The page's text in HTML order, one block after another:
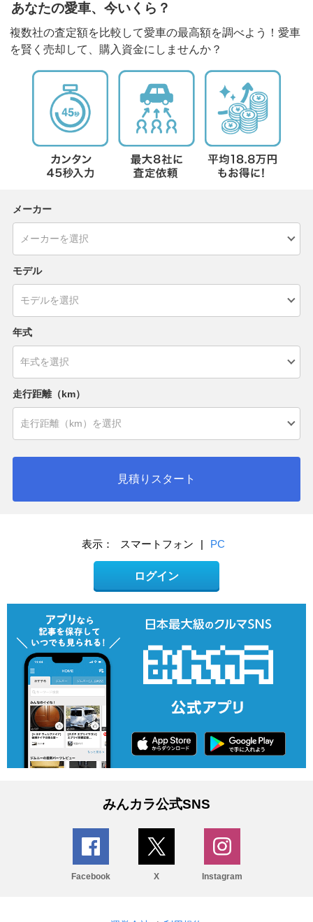
あなたの愛車、今いくら？
複数社の査定額を比較して愛車の最高額を調べよう！愛車
を賢く売却して、購入資金にしませんか？
メーカー
モデル
年式
走行距離（km）
見積りスタート
表示： スマートフォン PC
ログイン
みんカラ公式SNS
Facebook X Instagram